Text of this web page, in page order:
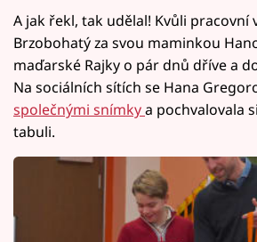
A jak řekl, tak udělal! Kvůli pracovní
Brzobohatý za svou maminkou
maďarské Rajky o pár dnů dříve a
Na sociálních sítích se Hana
společnými snímkya pochvalovala
tabuli.